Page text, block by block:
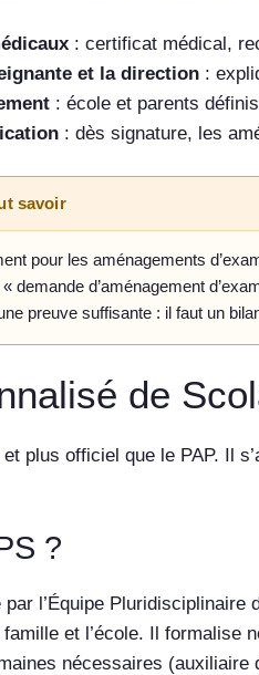
: certificat médical,
et la direction :
: école et parents
: dès signature, les
savoir
pour les aménagements
demande d’aménagement
preuve suffisante : il faut un
de
plus officiel que le PAP. Il
?
l’Équipe
et l’école. Il formalise
nécessaires